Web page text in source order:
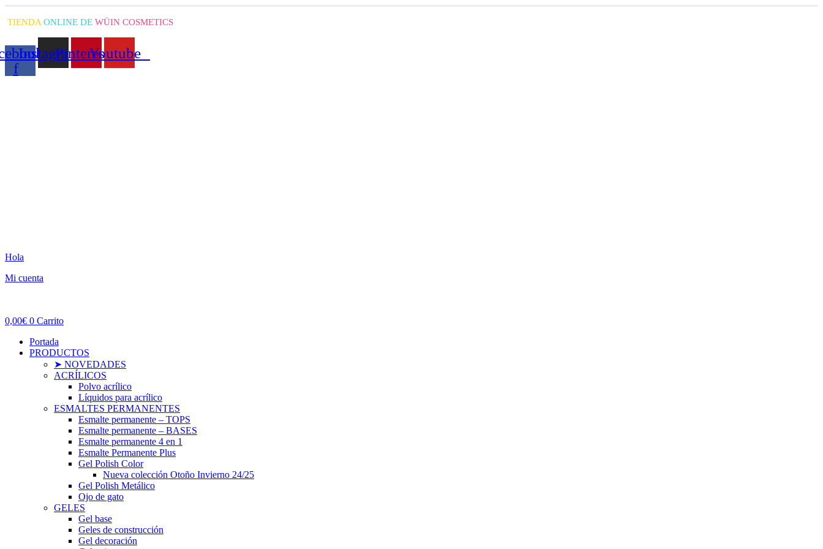
TIENDA ONLINE DE WÜIN COSMETICS
f
InstagramPinterestYoutube
Hola
Mi cuenta
0,00€ 0 Carrito
Portada
PRODUCTOS
➤ NOVEDADES
ACRÍLICOS
Polvo acrílico
Líquidos para acrílico
ESMALTES PERMANENTES
Esmalte permanente – TOPS
Esmalte permanente – BASES
Esmalte permanente 4 en 1
Esmalte Permanente Plus
Gel Polish Color
Nueva colección Otoño Invierno 24/25
Gel Polish Metálico
Ojo de gato
GELES
Gel base
Geles de construcción
Gel decoración